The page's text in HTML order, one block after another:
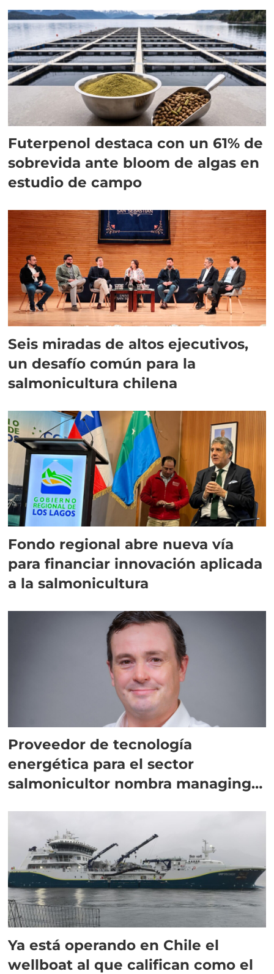
Futerpenol destaca con un 61% de
sobrevida ante bloom de algas en
estudio de campo
Seis miradas de altos ejecutivos,
un desafío común para la
salmonicultura chilena
Fondo regional abre nueva vía
para financiar innovación aplicada
a la salmonicultura
Proveedor de tecnología
energética para el sector
salmonicultor nombra managing
Ya está operando en Chile el
wellboat al que califican como el